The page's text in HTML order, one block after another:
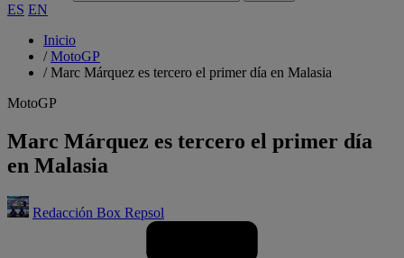
ES EN
Inicio
/MotoGP
/Marc Márquez es tercero el primer día en Malasia
MotoGP
Marc Márquez es tercero el primer día
en Malasia
Redacción Box Repsol